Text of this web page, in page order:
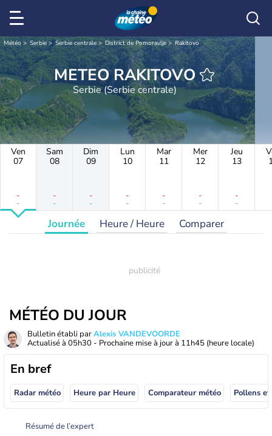
Météo Serbie Serbie centrale District de Pomoravlje Rakitovo
METEO RAKITOVO
Serbie (Serbie centrale)
Ven
07
-
-
Sam
08
-
-
Dim
09
-
-
Lun
10
-
-
Mar
11
-
-
Mer
12
-
-
Jeu
13
-
-
Journée Heure / Heure Comparer
MÉTÉO DU JOUR
Bulletin établi parAlexis VANDEVOORDE
Actualisé à 05h30 - Prochaine mise à jour à 11h45 (heure locale)
En bref
Radar météo Heure par Heure Comparateur météo Pollens
Résumé de l’expert